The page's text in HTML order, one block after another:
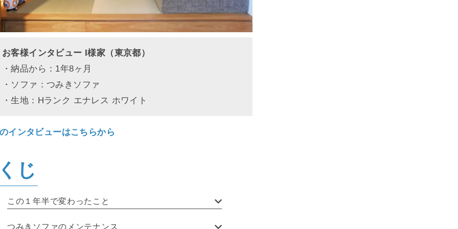
お客様インタビュー I様家（東京都）
・納品から：1年8ヶ月
・ソファ：つみきソファ
・生地：Hランク エナレス ホワイト
インタビューはこちらから
じ
この１年半で変わったこと
つみきソファのメンテナンス